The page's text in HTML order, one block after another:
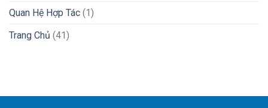
Quan Hệ Hợp Tác (1)
Trang Chủ (41)